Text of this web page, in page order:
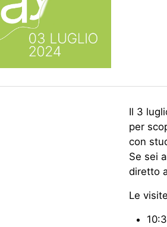
Il 3
per
con
Se sei
diretto
Le